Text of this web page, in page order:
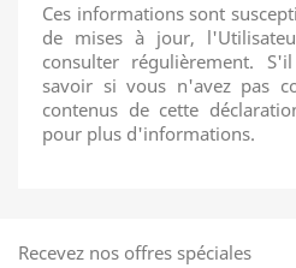
Ces informations sont
de mises à jour,
consulter régulièrement.
savoir si vous n'avez pas
contenus de cette
pour plus d'informations.
Recevez nos offres spéciales